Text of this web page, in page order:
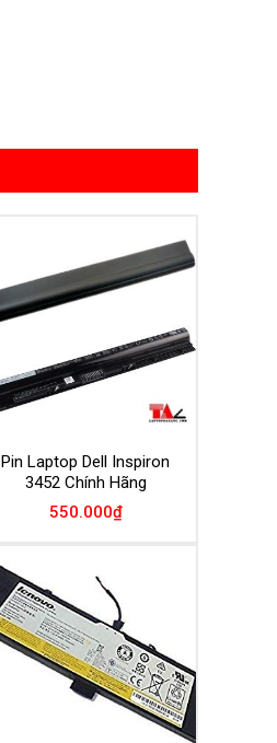
Add to
Pin Laptop Dell Inspiron
3452 Chính Hãng
550.000₫